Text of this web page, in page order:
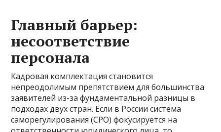
Главный барьер:
несоответствие
персонала
Кадровая комплектация становится
непреодолимым препятствием для большинства
заявителей из-за фундаментальной разницы в
подходах двух стран. Если в России система
саморегулирования (СРО) фокусируется на